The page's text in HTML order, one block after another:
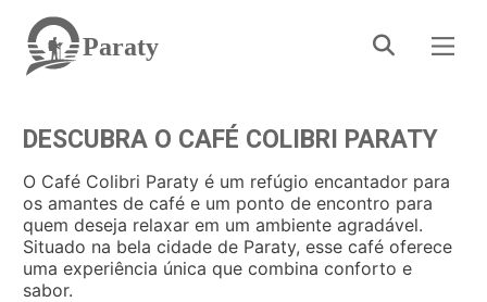
Paraty
DESCUBRA O CAFÉ COLIBRI PARATY
O Café Colibri Paraty é um refúgio encantador para
os amantes de café e um ponto de encontro para
quem deseja relaxar em um ambiente agradável.
Situado na bela cidade de Paraty, esse café oferece
uma experiência única que combina conforto e
sabor.